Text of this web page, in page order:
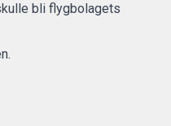
bli flygbolagets